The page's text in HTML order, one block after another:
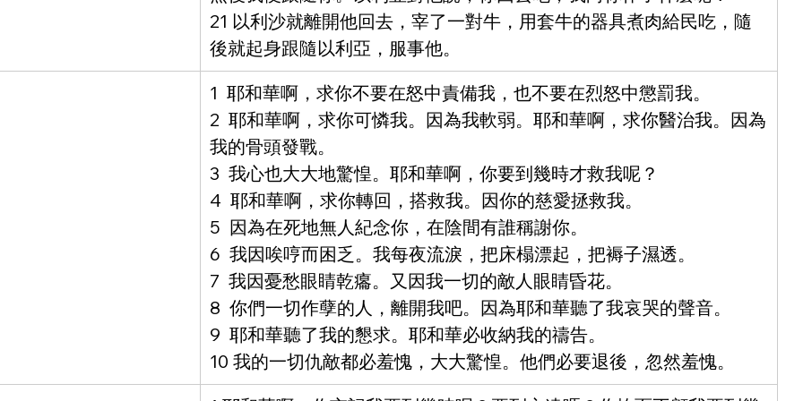
21 以利沙就離開他回去，宰了一對牛，用套牛的器具煮肉給民吃，隨
後就起身跟隨以利亞，服事他。
1  耶和華啊，求你不要在怒中責備我，也不要在烈怒中懲罰我。
2  耶和華啊，求你可憐我。因為我軟弱。耶和華啊，求你醫治我。因為
我的骨頭發戰。
3  我心也大大地驚惶。耶和華啊，你要到幾時才救我呢？
4  耶和華啊，求你轉回，搭救我。因你的慈愛拯救我。
5  因為在死地無人紀念你，在陰間有誰稱謝你。
6  我因唉哼而困乏。我每夜流淚，把床榻漂起，把褥子濕透。
7  我因憂愁眼睛乾癟。又因我一切的敵人眼睛昏花。
8  你們一切作孽的人，離開我吧。因為耶和華聽了我哀哭的聲音。
9  耶和華聽了我的懇求。耶和華必收納我的禱告。
10 我的一切仇敵都必羞愧，大大驚惶。他們必要退後，忽然羞愧。